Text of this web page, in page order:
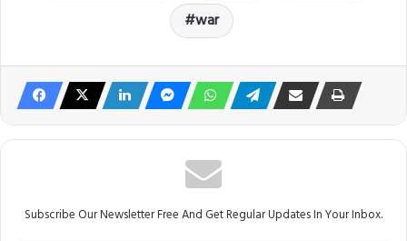
war
Subscribe Our Newsletter Free And Get Regular Updates In Your Inbox.